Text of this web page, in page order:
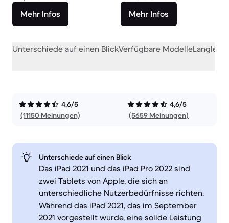
Mehr Infos Mehr Infos
Unterschiede auf einen BlickVerfügbare Modelle
4,6/5
(11150 Meinungen)
4,6/5
(5659 Meinungen)
Unterschiede auf einen Blick
Das iPad 2021 und das iPad Pro 2022 sind
zwei Tablets von Apple, die sich an
unterschiedliche Nutzerbedürfnisse richten.
Während das iPad 2021, das im September
2021 vorgestellt wurde, eine solide Leistung